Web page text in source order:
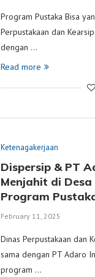
Program Pustaka Bisa
Perpustakaan dan
dengan …
Read more
Ketenagakerjaan
Dispersip & PT
Menjahit di
Program
February 11, 2025
Dinas Perpustakaan dan
sama dengan PT Adaro
program …